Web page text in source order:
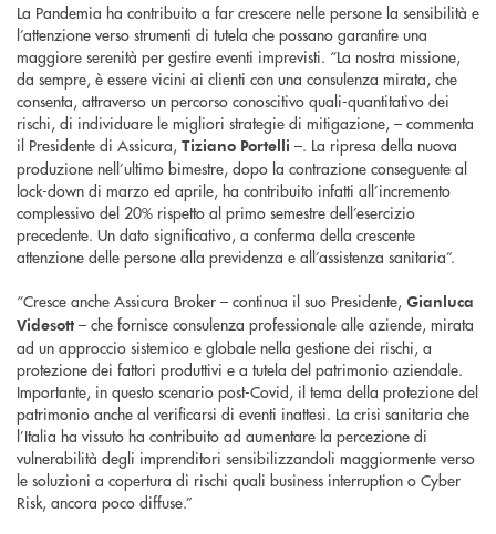
La Pandemia ha contribuito a far crescere nelle persone la sensibilità e
l’attenzione verso strumenti di tutela che possano garantire una
maggiore serenità per gestire eventi imprevisti. “La nostra missione,
da sempre, è essere vicini ai clienti con una consulenza mirata, che
consenta, attraverso un percorso conoscitivo quali-quantitativo dei
rischi, di individuare le migliori strategie di mitigazione, – commenta
il Presidente di Assicura, Tiziano Portelli –. La ripresa della nuova
produzione nell’ultimo bimestre, dopo la contrazione conseguente al
lock-down di marzo ed aprile, ha contribuito infatti all’incremento
complessivo del 20% rispetto al primo semestre dell’esercizio
precedente. Un dato significativo, a conferma della crescente
attenzione delle persone alla previdenza e all’assistenza sanitaria”.
“Cresce anche Assicura Broker – continua il suo Presidente, Gianluca
Videsott – che fornisce consulenza professionale alle aziende, mirata
ad un approccio sistemico e globale nella gestione dei rischi, a
protezione dei fattori produttivi e a tutela del patrimonio aziendale.
Importante, in questo scenario post-Covid, il tema della protezione del
patrimonio anche al verificarsi di eventi inattesi. La crisi sanitaria che
l’Italia ha vissuto ha contribuito ad aumentare la percezione di
vulnerabilità degli imprenditori sensibilizzandoli maggiormente verso
le soluzioni a copertura di rischi quali business interruption o Cyber
Risk, ancora poco diffuse.”